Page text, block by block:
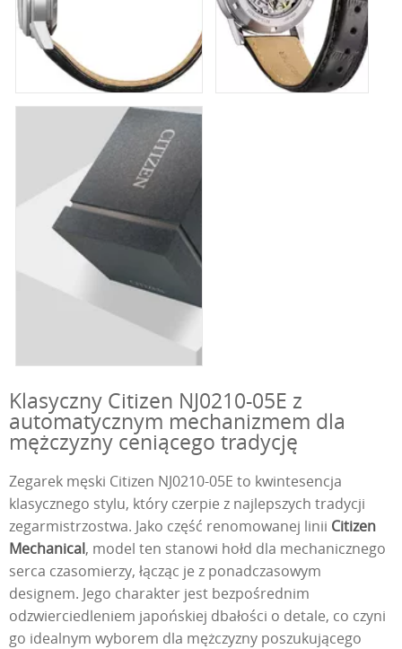
Klasyczny Citizen NJ0210-05E z
automatycznym mechanizmem dla
mężczyzny ceniącego tradycję
Zegarek męski Citizen NJ0210-05E to kwintesencja
klasycznego stylu, który czerpie z najlepszych tradycji
zegarmistrzostwa. Jako część renomowanej linii Citizen
Mechanical, model ten stanowi hołd dla mechanicznego
serca czasomierzy, łącząc je z ponadczasowym
designem. Jego charakter jest bezpośrednim
odzwierciedleniem japońskiej dbałości o detale, co czyni
go idealnym wyborem dla mężczyzny poszukującego